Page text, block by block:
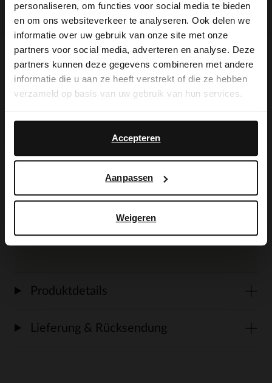
personaliseren, om functies voor social media te bieden
en om ons websiteverkeer te analyseren. Ook delen we
informatie over uw gebruik van onze site met onze
partners voor social media, adverteren en analyse. Deze
partners kunnen deze gegevens combineren met andere
informatie die u aan ze heeft verstrekt of die ze hebben
verzameld op basis van uw gebruik van hun services.
Accepteren
Aanpassen
Weigeren
Produktbeschreibung
der Marke Manfield. Das Armband ist aus
Leder gearbeitet, hat eine Länge von 22
cm und ist mit einem silberfarbenen
Mittelstück versehen. Pflegen Sie das
Produktdetails
Lieferung & Rücksendung
×
View this website in English?
It looks like your language isn't Dutch. Would
you like to switch to English?
English